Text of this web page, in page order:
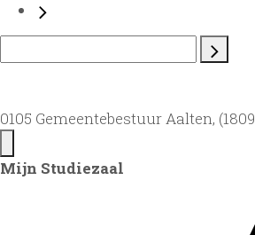
0105 Gemeentebestuur Aalten,
Mijn Studiezaal